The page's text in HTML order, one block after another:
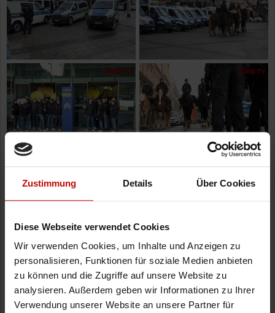
Zustimmung Details Über Cookies
Diese Webseite verwendet Cookies
Wir verwenden Cookies, um Inhalte und Anzeigen zu
personalisieren, Funktionen für soziale Medien anbieten
zu können und die Zugriffe auf unsere Website zu
analysieren. Außerdem geben wir Informationen zu Ihrer
Verwendung unserer Website an unsere Partner für